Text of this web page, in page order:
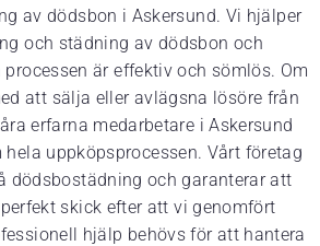
av dödsbon i Askersund. Vi hjälper
och städning av dödsbon och
är effektiv och sömlös. Om
att sälja eller avlägsna lösöre från
erfarna medarbetare i Askersund
uppköpsprocessen. Vårt företag
dödsbostädning och garanterar att
skick efter att vi genomfört
hjälp behövs för att hantera